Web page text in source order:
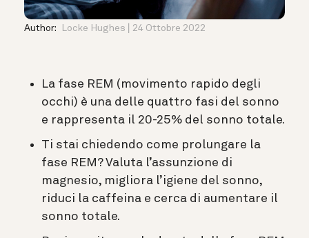
Author: Locke Hughes 24 Ottobre 2022
La fase REM (movimento rapido degli
occhi) è una delle quattro fasi del sonno
e rappresenta il 20-25% del sonno totale.
Ti stai chiedendo come prolungare la
fase REM? Valuta l’assunzione di
magnesio, migliora l’igiene del sonno,
riduci la caffeina e cerca di aumentare il
sonno totale.